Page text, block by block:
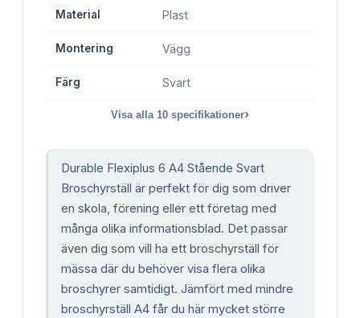
Material Plast
Montering Vägg
Färg Svart
Visa alla 10 specifikationer›
Durable Flexiplus 6 A4 Stående Svart
Broschyrställ är perfekt för dig som driver
en skola, förening eller ett företag med
många olika informationsblad. Det passar
även dig som vill ha ett broschyrställ för
mässa där du behöver visa flera olika
broschyrer samtidigt. Jämfört med mindre
broschyrställ A4 får du här mycket större